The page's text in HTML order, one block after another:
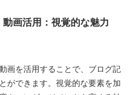
画活用：視覚的な魅力
画を活用することで、ブログ記
ができます。視覚的な要素を加